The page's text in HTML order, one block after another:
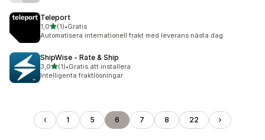
Teleport
1,0av 5 stjärnor
(1)
1 recensioner totalt
•Gratis
Automatisera internationell frakt med leverans nästa dag
ShipWise ‑ Rate & Ship
3,0av 5 stjärnor
(1)
1 recensioner totalt
•Gratis att installera
Intelligenta fraktlösningar
1 5 6 7 8 22